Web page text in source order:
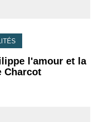
l'amour et la
Charcot